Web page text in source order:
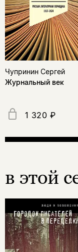
Чупринин Сергей
Журнальный век
1 320 ₽
в этой